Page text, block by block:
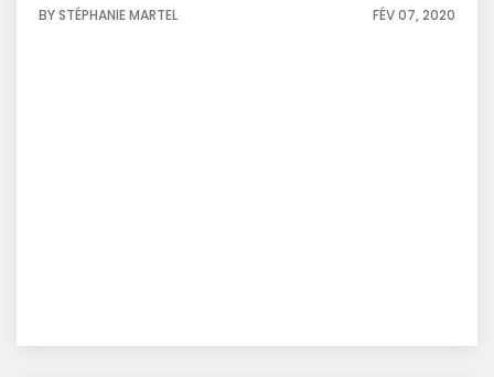
BY STÉPHANIE MARTEL FÉV 07, 2020